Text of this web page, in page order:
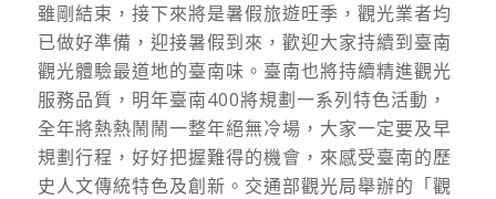
雖剛結束，接下來將是暑假旅遊旺季，觀光業者均
已做好準備，迎接暑假到來，歡迎大家持續到臺南
觀光體驗最道地的臺南味。臺南也將持續精進觀光
服務品質，明年臺南400將規劃一系列特色活動，
全年將熱熱鬧鬧一整年絕無冷場，大家一定要及早
規劃行程，好好把握難得的機會，來感受臺南的歷
史人文傳統特色及創新。交通部觀光局舉辦的「觀